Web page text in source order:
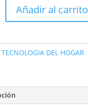
Añadir al carrito
TECNOLOGIA DEL HOGAR